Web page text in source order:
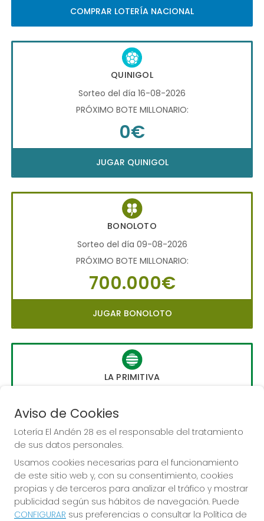
COMPRAR LOTERÍA NACIONAL
QUINIGOL
Sorteo del día 16-08-2026
PRÓXIMO BOTE MILLONARIO:
0€
JUGAR QUINIGOL
BONOLOTO
Sorteo del día 09-08-2026
PRÓXIMO BOTE MILLONARIO:
700.000€
JUGAR BONOLOTO
LA PRIMITIVA
PRÓXIMO BOTE MILLONARIO:
56.000.000€
JUGAR LA PRIMITIVA
Aviso de Cookies
Lotería El Andén 28 es el responsable del tratamiento
de sus datos personales.
Usamos cookies necesarias para el funcionamiento
de este sitio web y, con su consentimiento, cookies
propias y de terceros para analizar el tráfico y mostrar
publicidad según sus hábitos de navegación. Puede
CONFIGURAR sus preferencias o consultar la Política de